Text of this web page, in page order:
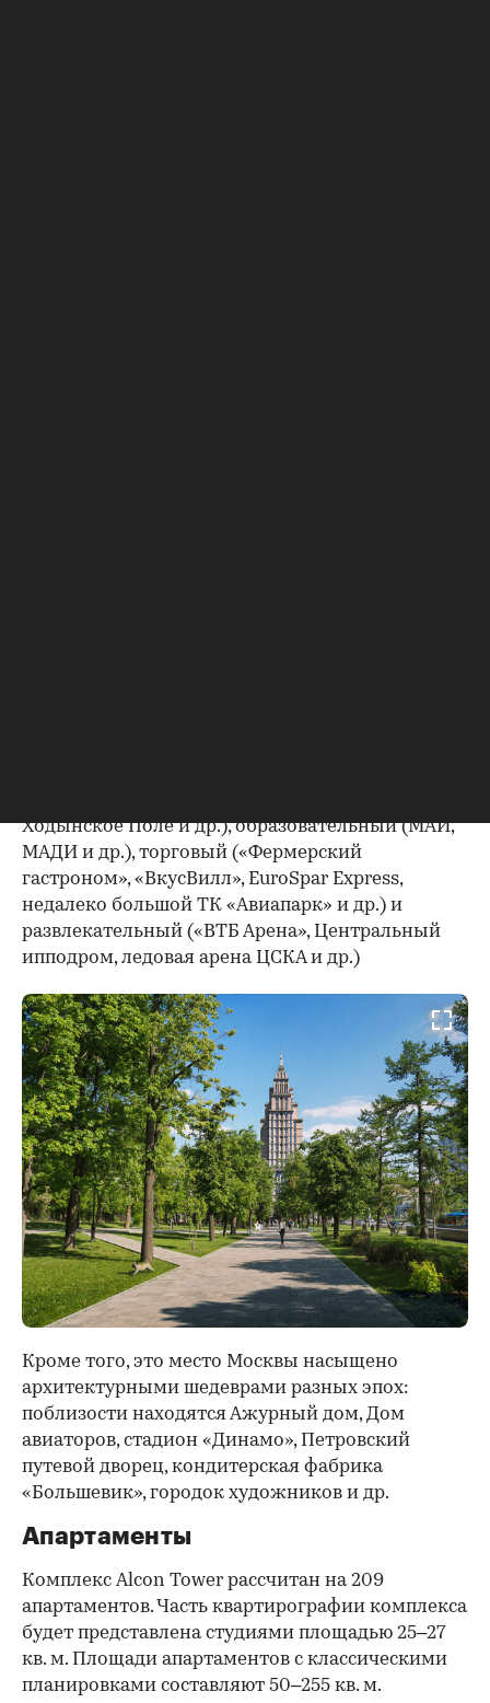
Ходынское Поле и др.), образовательный (МАИ,
МАДИ и др.), торговый («Фермерский
гастроном», «ВкусВилл», EuroSpar Express,
недалеко большой ТК «Авиапарк» и др.) и
развлекательный («ВТБ Арена», Центральный
ипподром, ледовая арена ЦСКА и др.)
Кроме того, это место Москвы насыщено
архитектурными шедеврами разных эпох:
поблизости находятся Ажурный дом, Дом
авиаторов, стадион «Динамо», Петровский
путевой дворец, кондитерская фабрика
«Большевик», городок художников и др.
Апартаменты
Комплекс Alcon Tower рассчитан на 209
апартаментов. Часть квартирографии комплекса
будет представлена студиями площадью 25–27
кв. м. Площади апартаментов с классическими
планировками составляют 50–255 кв. м.